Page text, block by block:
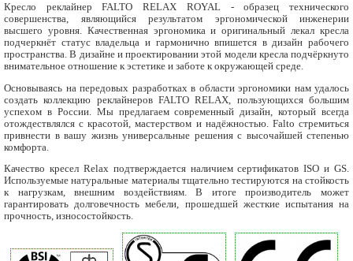
Кресло реклайнер FALTO RELAX ROYAL - образец технического
совершенства, являющийся результатом эргономической инженерии
высшего уровня. Качественная эргономика и оригинальный лекал кресла
подчеркнёт статус владельца и гармонично впишется в дизайн рабочего
пространства. В дизайне и проектировании этой модели кресла подчёркнуто
внимательное отношение к эстетике и заботе к окружающей среде.
Основываясь на передовых разработках в области эргономики нам удалось
создать коллекцию реклайнеров FALTO RELAX, пользующихся большим
успехом в России. Мы предлагаем современный дизайн, который всегда
отождествлялся с красотой, мастерством и надёжностью. Falto стремиться
привнести в вашу жизнь универсальные решения с высочайшей степенью
комфорта.
Качество кресел Relax подтверждается наличием сертификатов ISO и GS.
Используемые натуральные материалы тщательно тестируются на стойкость
к нагрузкам, внешним воздействиям. В итоге производитель может
гарантировать долговечность мебели, прошедшей жесткие испытания на
прочность, износостойкость.